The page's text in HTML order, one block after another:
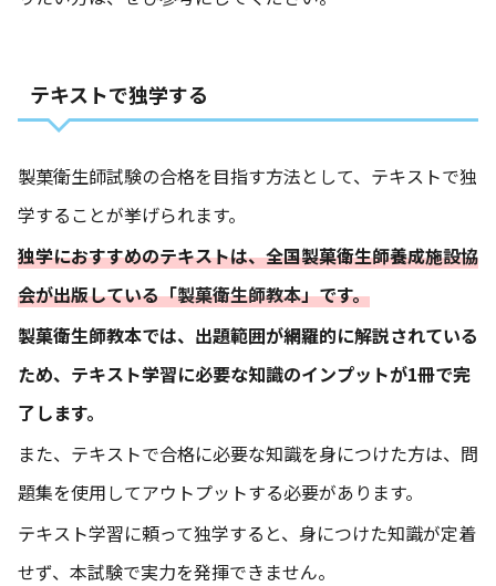
テキストで独学する
製菓衛生師試験の合格を目指す方法として、テキストで独
学することが挙げられます。
独学におすすめのテキストは、全国製菓衛生師養成施設協
会が出版している「製菓衛生師教本」です。
製菓衛生師教本では、出題範囲が網羅的に解説されている
ため、テキスト学習に必要な知識のインプットが1冊で完
了します。
また、テキストで合格に必要な知識を身につけた方は、問
題集を使用してアウトプットする必要があります。
テキスト学習に頼って独学すると、身につけた知識が定着
せず、本試験で実力を発揮できません。